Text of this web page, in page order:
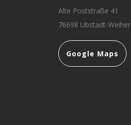
Alte Poststraße 41
76698 Ubstadt-Weiher
Google Maps